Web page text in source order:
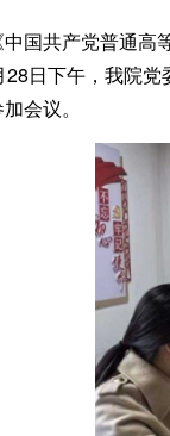
国共产党普通高
日下午，我院
会议。